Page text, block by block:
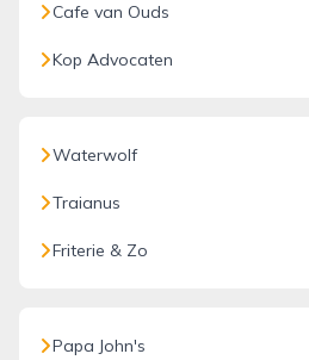
Cafe van Ouds
Kop Advocaten
Waterwolf
Traianus
Friterie & Zo
Papa John's